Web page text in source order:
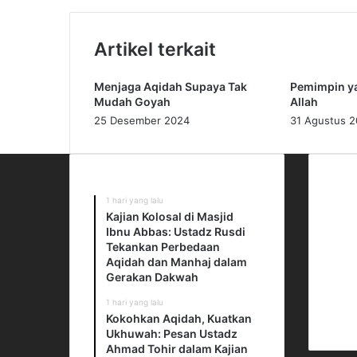
i
a
a
p
M
d
a
p
i
m
a
Artikel terkait
Menjaga Aqidah Supaya Tak
Mudah Goyah
25 Desember 2024
Pemimpin
Allah
31 Agustus
1 hari yang lalu
Kajian Kolosal di Masjid
Ibnu Abbas: Ustadz Rusdi
Tekankan Perbedaan
Aqidah dan Manhaj dalam
Gerakan Dakwah
1 hari yang lalu
Kokohkan Aqidah, Kuatkan
Ukhuwah: Pesan Ustadz
Ahmad Tohir dalam Kajian